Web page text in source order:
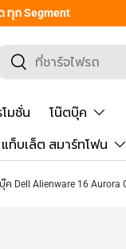
ทุก Segment
หา
ยืนยันการค้นหา
โมชั่น โน๊ตบุ๊ค
แท็บเล็ต สมาร์ทโฟน